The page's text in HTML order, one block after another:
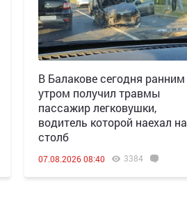
В Балакове сегодня ранним
утром получил травмы
пассажир легковушки,
водитель которой наехал на
столб
07.08.2026 08:40 3384